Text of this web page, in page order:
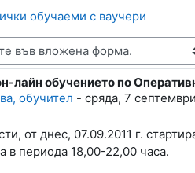
обучаеми с ваучери
лайн обучението по
обучител - сряда, 7
0
от днес, 07.09.2011 г.
в периода 18,00-22,00 часа.